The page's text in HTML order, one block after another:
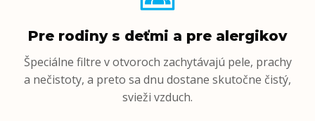
Pre rodiny s deťmi a pre alergikov
Špeciálne filtre v otvoroch zachytávajú pele, prachy
a nečistoty, a preto sa dnu dostane skutočne čistý,
svieži vzduch.